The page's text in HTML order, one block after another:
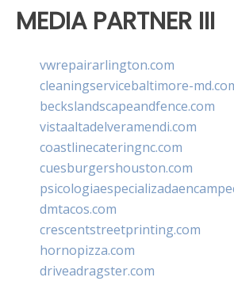
MEDIA PARTNER III
vwrepairarlington.com
cleaningservicebaltimore-
beckslandscapeandfence.com
vistaaltadelveramendi.com
coastlinecateringnc.com
cuesburgershouston.com
dmtacos.com
crescentstreetprinting.com
hornopizza.com
driveadragster.com